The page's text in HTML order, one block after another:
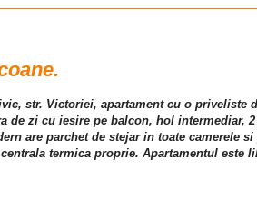
str. Victoriei, apartament cu o priveliste
de zi cu iesire pe balcon, hol intermediar,
are parchet de stejar in toate camerele
termica proprie. Apartamentul este